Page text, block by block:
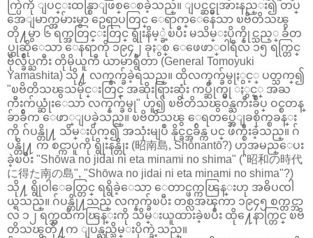
က္ပြဲကို ျပင္းထန္စြာျဖစ္ေစခဲ့သည္။ ျပင္ဆင္မွုအားနည္း၍ တပ္
အေျမာက္အမ်ားမွာ ဥေရာပတြင္ ေရာက္ေနေသာ ၿဗိတိသၽွ
တို႔မွာ ၆ ရက္အတြင္းတြင္ ရွုံးနိမ့္ခဲ့ၿပီး မသိမ္းပိုက္နိုင္သည့္ ခံတ
ပ္ဟုဆိုေသာ ေနရာကို ၁၉၄၂ ခုႏွစ္ ေဖေဖာ္ဝါရီလ ၁၅ ရက္တြင္
ဗိုလ္ခ်ဳပ္ႀကီး တိုမိုယူကီ ယာမာရွီတာ (General Tomoyuki
Yamashita) သို႔ လက္နက္ခ်ခဲ့ရသည္။ ထိုလက္နက္ခ်မွုႏွင့္ ပတ္သက္၍
"ၿဗိတိသၽွသမိုင္းတြင္ အဆိုးရြားဆုံး ကပ္ဆိုက္မွု ႏွင့္ အႀ
ကီးက်ယ္ဆုံးေသာ လက္နက္ခ်မွု" ဟူ၍ ၿဗိတိသၽွဝန္ႀကီးခ်ဳပ္ ဝင္စတန္
ခ်ာခ်ီက ေဖာ္ျပခဲ့သည္။ ၿဗိတိသၽွ ေရတပ္အေျခစိုက္စခန္း
ကို ဂ်ပန္တို႔ သိမ္းပိုက္၍ အသုံးမျပဳ နိုင္ခင္အခ်ိန္က ပင္ ဖ်က္စီးခဲ့သည္။ ဂ်
ပန္တို႔ က စင္ကာပူကို ရွိုးနန္တိုး (昭南島, Shōnantō?) ဟုအမည္ေပး
ခဲ့ၿပီး "Shōwa no jidai ni eta minami no shima" ("昭和の時代
に得た南の島", "Shōwa no jidai ni eta minami no shima"?)
သို႔ ရွိုဝါေခတ္တြင္ ရရွိခဲ့ေသာ ေတာင္ဖက္ကၽြန္းဟု အဓိပၸါ
ယ္ရသည္။ ဂ်ပန္တို႔သည္ လက္နက္ခ်ၿပီး တစ္လအၾကာ ၁၉၄၅ စက္တင္ဘာ
လ ၁၂ ရက္အထိကၽြန္းကို သိမ္းယူထားခဲ့ၿပီး ထို႔ေနာက္တြင္ ၿဗိ
တိသၽွတို႔က ျပန္လည္သိမ္းပိုက္ခဲ့သည္။